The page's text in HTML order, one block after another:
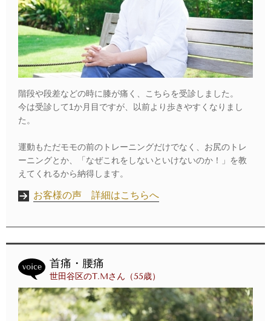
階段や段差などの時に膝が痛く、こちらを受診しました。
今は受診して1か月目ですが、以前より歩きやすくなりまし
た。
運動もただモモの前のトレーニングだけでなく、お尻のトレ
ーニングとか、「なぜこれをしないといけないのか！」を教
えてくれるから納得します。
お客様の声 詳細はこちらへ
首痛・腰痛
世田谷区のT.Mさん（55歳）